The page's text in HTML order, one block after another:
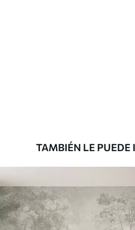
Vinilo Premium
49500.0029700.00$/m²
TAMBIÉN LE PUEDE